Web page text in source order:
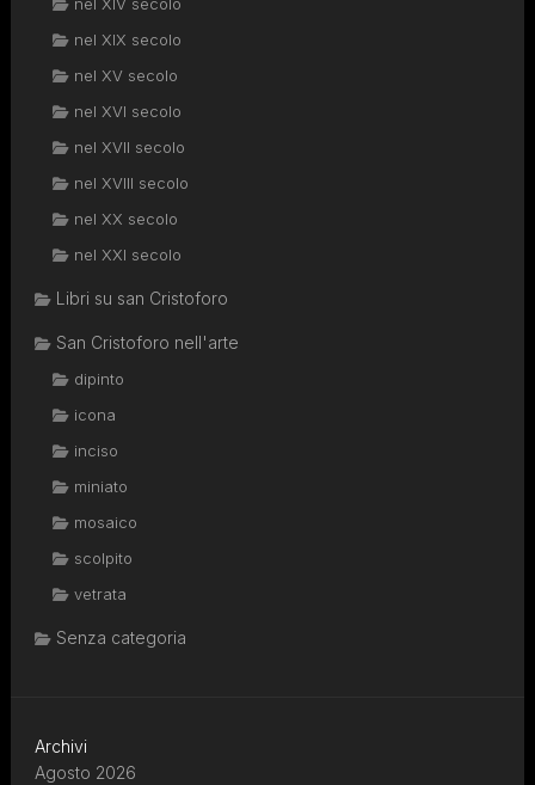
nel XIX secolo
nel XV secolo
nel XVI secolo
nel XVII secolo
nel XVIII secolo
nel XX secolo
nel XXI secolo
Libri su san Cristoforo
San Cristoforo nell'arte
dipinto
icona
inciso
miniato
mosaico
scolpito
vetrata
Senza categoria
Archivi
Agosto 2026